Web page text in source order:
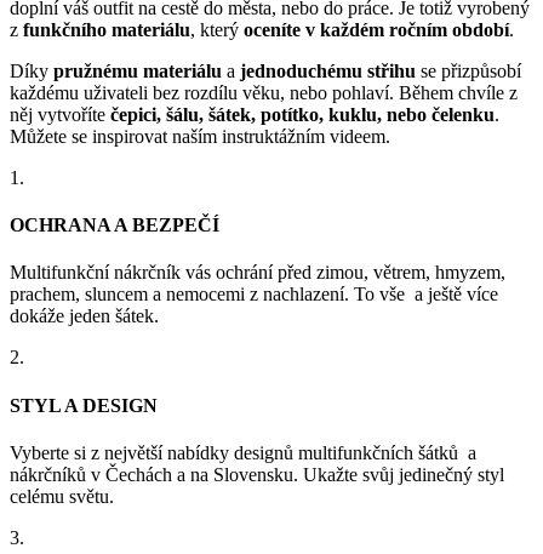
doplní váš outfit na cestě do města, nebo do práce. Je totiž vyrobený
z funkčního materiálu, který oceníte v každém ročním období.
Díky pružnému materiálu a jednoduchému střihu se přizpůsobí
každému uživateli bez rozdílu věku, nebo pohlaví. Během chvíle z
něj vytvoříte čepici, šálu, šátek, potítko, kuklu, nebo čelenku.
Můžete se inspirovat naším instruktážním videem.
1.
OCHRANA A BEZPEČÍ
Multifunkční nákrčník vás ochrání před zimou, větrem, hmyzem,
prachem, sluncem a nemocemi z nachlazení. To vše a ještě více
dokáže jeden šátek.
2.
STYL A DESIGN
Vyberte si z největší nabídky designů multifunkčních šátků a
nákrčníků v Čechách a na Slovensku. Ukažte svůj jedinečný styl
celému světu.
3.